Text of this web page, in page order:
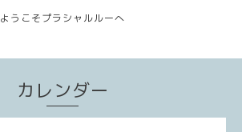
ようこそプラシャルルーへ
カレンダー